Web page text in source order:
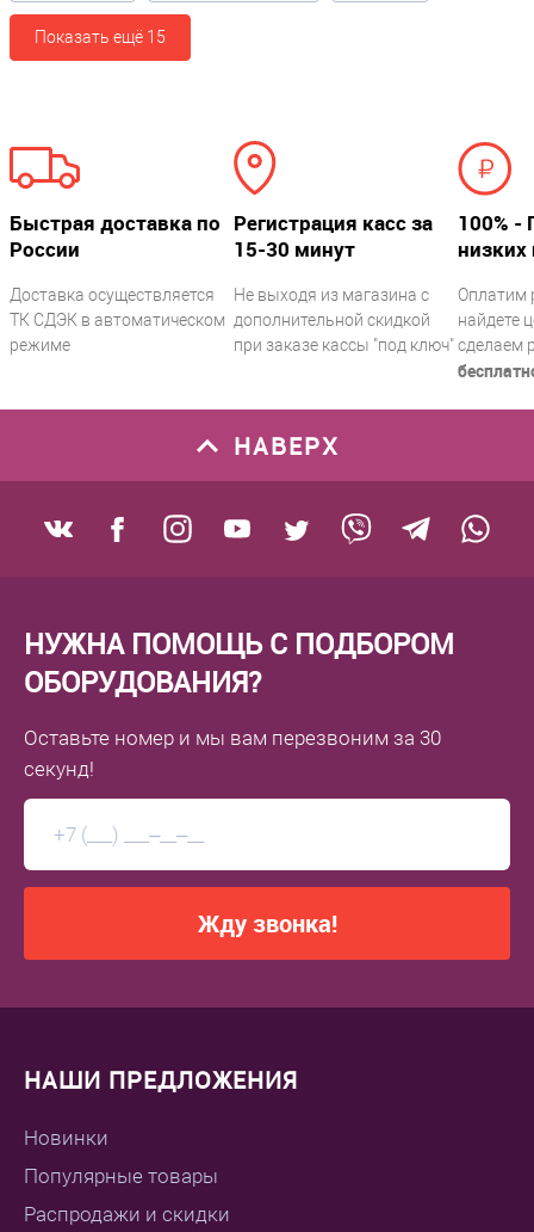
Показать ещё 15
Быстрая доставка по
России
Доставка осуществляется
ТК СДЭК в автоматическом
режиме
Регистрация касс за
15-30 минут
Не выходя из магазина с
дополнительной скидкой
при заказе кассы "под ключ"
100% -
низких
Оплатим
найдете
сделаем
НАВЕРХ
НУЖНА ПОМОЩЬ С ПОДБОРОМ
ОБОРУДОВАНИЯ?
Оставьте номер и мы вам перезвоним за 30
секунд!
Жду звонка!
НАШИ ПРЕДЛОЖЕНИЯ
Новинки
Популярные товары
Распродажи и скидки